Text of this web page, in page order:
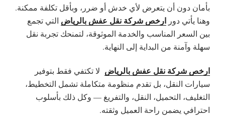
بأمان دون أن يتعرض لأي خدش أو ضرر، وبأقل تكلفة ممكنة.
وهنا يأتي دور ارخص شركة نقل عفش بالرياض التي تجمع
بين السعر المناسب والخدمة الموثوقة، لتمنحك تجربة نقل
سهلة وآمنة من البداية إلى النهاية.
ارخص شركة نقل عفش بالرياض لا تكتفي فقط بتوفير
سيارات النقل، بل تقدم منظومة متكاملة تشمل التخطيط،
التغليف، التحميل، النقل، والتفريغ — وكل ذلك بأسلوب
احترافي يضمن راحة العميل وثقته.